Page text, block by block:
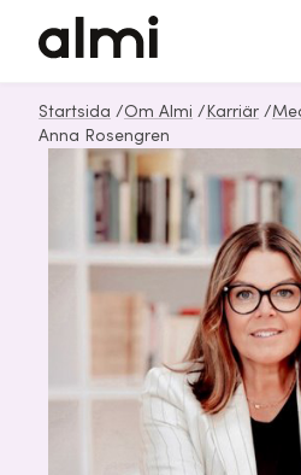
Startsida /Om Almi / Karriär /
Anna Rosengren